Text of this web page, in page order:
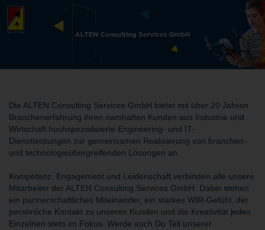
Die ALTEN Consulting Services GmbH bietet mit über 20 Jahren
Branchenerfahrung ihren namhaften Kunden aus Industrie und
Wirtschaft hochspezialisierte Engineering- und IT-
Dienstleistungen zur gemeinsamen Realisierung von branchen-
und technologieübergreifenden Lösungen an.
Kompetenz, Engagement und Leidenschaft verbinden alle unsere
Mitarbeiter der ALTEN Consulting Services GmbH. Dabei stehen
ein partnerschaftliches Miteinander, ein starkes WIR-Gefühl, der
persönliche Kontakt zu unseren Kunden und die Kreativität jedes
Einzelnen stets im Fokus. Werde auch Du Teil unserer